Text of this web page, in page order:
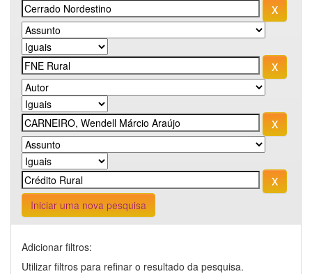
Iniciar uma nova pesquisa
Adicionar filtros:
Utilizar filtros para refinar o resultado da pesquisa.